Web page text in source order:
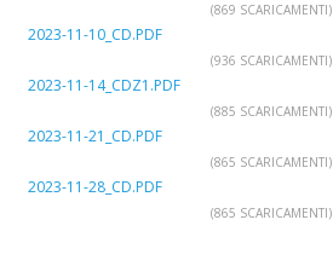
(869 SCARICAMENTI)
2023-11-10_CD.PDF
(936 SCARICAMENTI)
2023-11-14_CDZ1.PDF
(885 SCARICAMENTI)
2023-11-21_CD.PDF
(865 SCARICAMENTI)
2023-11-28_CD.PDF
(865 SCARICAMENTI)